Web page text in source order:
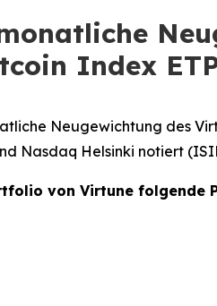
Index
Neugewichtung des
Nasdaq Helsinki notiert
von Virtune folgende